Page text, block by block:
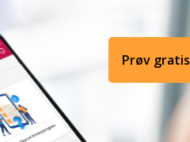
Prøv gratis